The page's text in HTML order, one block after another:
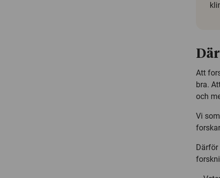
Att
bra.
och
Vi
Därför